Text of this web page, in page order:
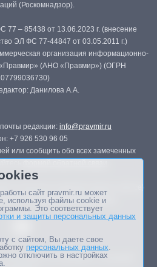
(Роскомнадзор).
77 – 85438 от 13.06.2023 г. (внесение
ЭЛ ФС 77-44847 от 03.05.2011 г.)
организация информационно-
(АНО «Правмир») (ОГРН
Данилова А.А.
редакции: info@pravmir.ru
+7 926 530 96 05
или сообщить обо всех замеченных
в печатных изданиях (книгах, прессе)
разрешения редакции.
может не совпадать с позицией
сайт pravmir.ru может
используя файлы cookie и
Это соответствует
и защиты персональных данных
с сайтом, Вы даете свое
персональных данных.
отключить в настройках